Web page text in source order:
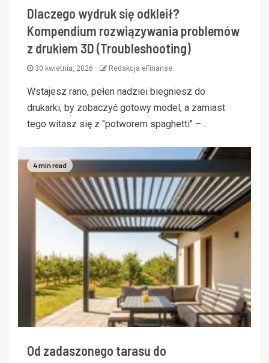
Dlaczego wydruk się odkleił?
Kompendium rozwiązywania problemów
z drukiem 3D (Troubleshooting)
30 kwietnia, 2026 Redakcja eFinanse
Wstajesz rano, pełen nadziei biegniesz do
drukarki, by zobaczyć gotowy model, a zamiast
tego witasz się z "potworem spaghetti" –...
4 min read
Od zadaszonego tarasu do